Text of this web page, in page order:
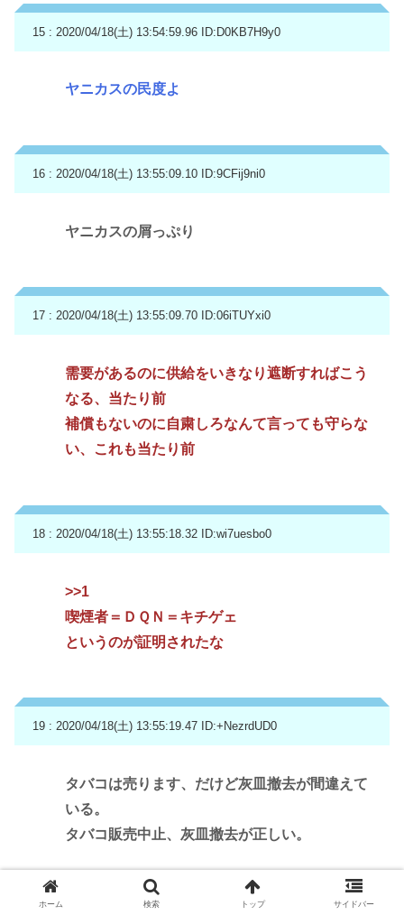
15 : 2020/04/18(土) 13:54:59.96 ID:D0KB7H9y0
ヤニカスの民度よ
16 : 2020/04/18(土) 13:55:09.10 ID:9CFij9ni0
ヤニカスの屑っぷり
17 : 2020/04/18(土) 13:55:09.70 ID:06iTUYxi0
需要があるのに供給をいきなり遮断すればこう
なる、当たり前
補償もないのに自粛しろなんて言っても守らな
い、これも当たり前
18 : 2020/04/18(土) 13:55:18.32 ID:wi7uesbo0
>>1
喫煙者＝ＤＱＮ＝キチゲェ
というのが証明されたな
19 : 2020/04/18(土) 13:55:19.47 ID:+NezrdUD0
タバコは売ります、だけど灰皿撤去が間違えて
いる。
タバコ販売中止、灰皿撤去が正しい。
ホーム 検索 トップ サイドバー